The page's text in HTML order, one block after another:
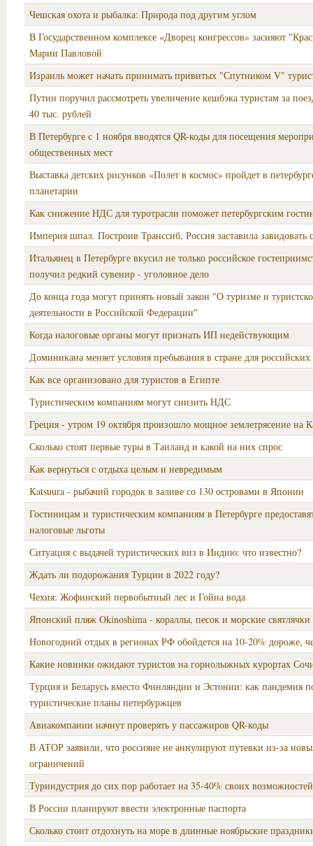
Чешская охота и рыбалка: Природа под другим углом
В Государственном комплексе «Дворец конгрессов» засияют
Марии Павловой
Израиль может начать принимать привитых "Спутником V"
Путин поручил рассмотреть увеличение кешбэка туристам за
40 тыс. рублей
В Петербурге с 1 ноября вводятся QR-коды для посещения
общественных мест
Выставка детских рисунков «Полет в космос» пройдет в
планетарии
Как снижение НДС для туротрасли поможет петербургским
Империя шпал. Построив Транссиб, Россия заставила завидовать
Итальянец в Петербурге вкусил не только российское
получил редкий сувенир - уголовное дело
До конца года могут принять новый закон "О туризме и
деятельности в Российской Федерации"
Когда налоговые органы могут признать ИП недействующим
Доминикана меняет условия пребывания в стране для российских
Как все организовано для туристов в Египте
Туристическим компаниям могут снизить НДС
Греция - утром 19 октября произошло мощное землетрясение на
Сколько стоят первые туры в Таиланд и какой на них спрос
Как вернуться с отдыха целым и невредимым
Katsuura - рыбачий городок в заливе со 130 островами в Японии
Гостиницам и туристическим компаниям в Петербурге
налоговые льготы
Ситуация с выдачей туристических виз в Индию: что известно?
Ждать ли подорожания Турции в 2022 году?
Чехия: Жофинский первобытный лес и Гойна вода
Японский пляж Okinoshima - кораллы, песок и морские святлячки
Новогодний отдых в регионах РФ обойдется на 10-20% дороже,
Какие новинки ожидают туристов на горнолыжных курортах
Турция и Беларусь вместо Финляндии и Эстонии: как пандемия
туристические планы петербуржцев
Авиакомпании начнут проверять у пассажиров QR-коды
В АТОР заявили, что россияне не аннулируют путевки из-за
ограничений
Туриндустрия до сих пор работает на 35-40% своих возможностей
В России планируют ввести электронные паспорта
Сколько стоит отдохнуть на море в длинные ноябрьские